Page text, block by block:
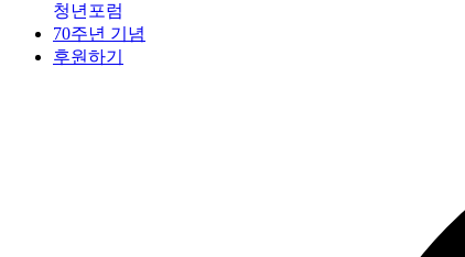
청년포럼
70주년 기념
후원하기